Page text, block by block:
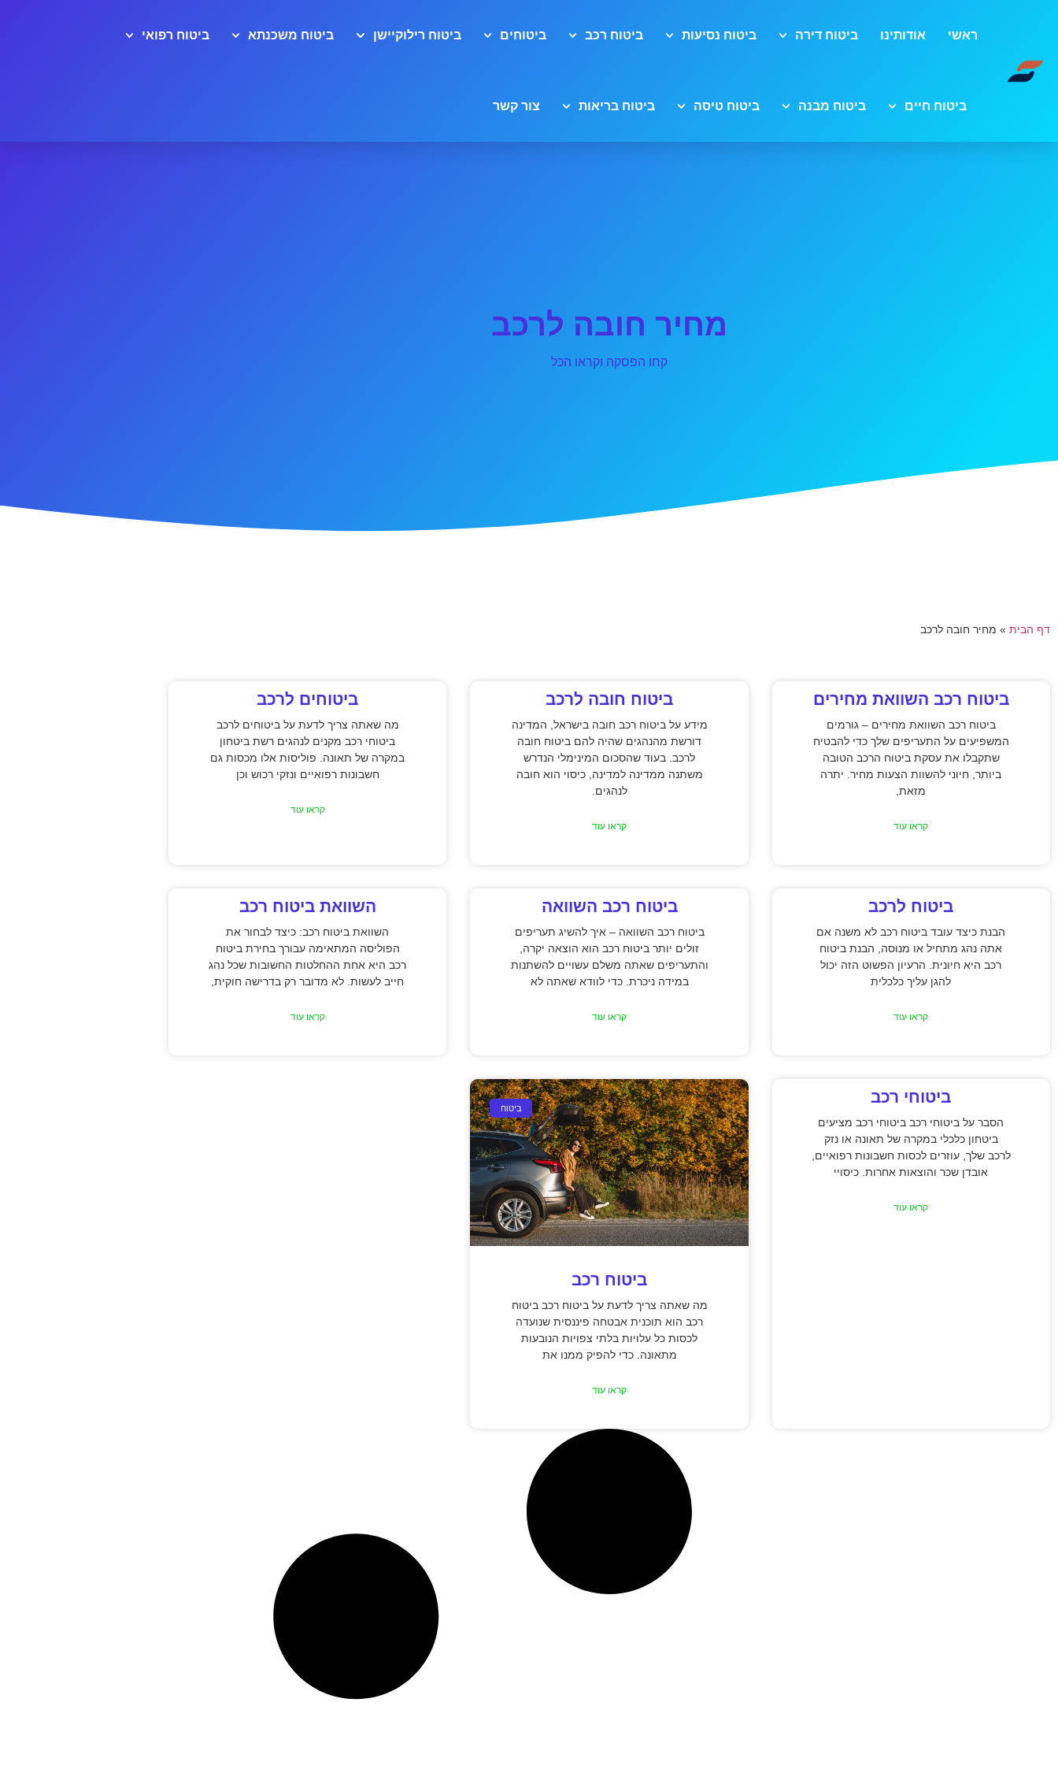
ראשי אודותינו ביטוח דירה ביטוח נסיעות ביטוח רכב ביטוחים ביטוח רילוקיישן ביטוח משכנתא ביטוח רפואי
ביטוח חיים ביטוח מבנה ביטוח טיסה ביטוח בריאות צור קשר
מחיר חובה לרכב
קחו הפסקה וקראו הכל
דף הבית » מחיר חובה לרכב
ביטוח רכב השוואת מחירים
ביטוח רכב השוואת מחירים – גורמים
המשפיעים על התעריפים שלך כדי להבטיח
שתקבלו את עסקת ביטוח הרכב הטובה
ביותר, חיוני להשוות הצעות מחיר. יתרה
מזאת,
קראו עוד
ביטוח חובה לרכב
מידע על ביטוח רכב חובה בישראל, המדינה
דורשת מהנהגים שהיה להם ביטוח חובה
לרכב. בעוד שהסכום המינימלי הנדרש
משתנה ממדינה למדינה, כיסוי הוא חובה
לנהגים.
קראו עוד
ביטוחים לרכב
מה שאתה צריך לדעת על ביטוחים לרכב
ביטוחי רכב מקנים לנהגים רשת ביטחון
במקרה של תאונה. פוליסות אלו מכסות גם
חשבונות רפואיים ונזקי רכוש וכן
קראו עוד
ביטוח לרכב
הבנת כיצד עובד ביטוח רכב לא משנה אם
אתה נהג מתחיל או מנוסה, הבנת ביטוח
רכב היא חיונית. הרעיון הפשוט הזה יכול
להגן עליך כלכלית
קראו עוד
ביטוח רכב השוואה
ביטוח רכב השוואה – איך להשיג תעריפים
זולים יותר ביטוח רכב הוא הוצאה יקרה,
והתעריפים שאתה משלם עשויים להשתנות
במידה ניכרת. כדי לוודא שאתה לא
קראו עוד
השוואת ביטוח רכב
השוואת ביטוח רכב: כיצד לבחור את
הפוליסה המתאימה עבורך בחירת ביטוח
רכב היא אחת ההחלטות החשובות שכל נהג
חייב לעשות. לא מדובר רק בדרישה חוקית,
קראו עוד
ביטוחי רכב
הסבר על ביטוחי רכב ביטוחי רכב מציעים
ביטחון כלכלי במקרה של תאונה או נזק
לרכב שלך, עוזרים לכסות חשבונות רפואיים,
אובדן שכר והוצאות אחרות. כיסויי
קראו עוד
ביטוח
ביטוח רכב
מה שאתה צריך לדעת על ביטוח רכב ביטוח
רכב הוא תוכנית אבטחה פיננסית שנועדה
לכסות כל עלויות בלתי צפויות הנובעות
מתאונה. כדי להפיק ממנו את
קראו עוד